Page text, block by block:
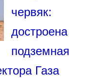
червяк:
достроена
подземная
Газа